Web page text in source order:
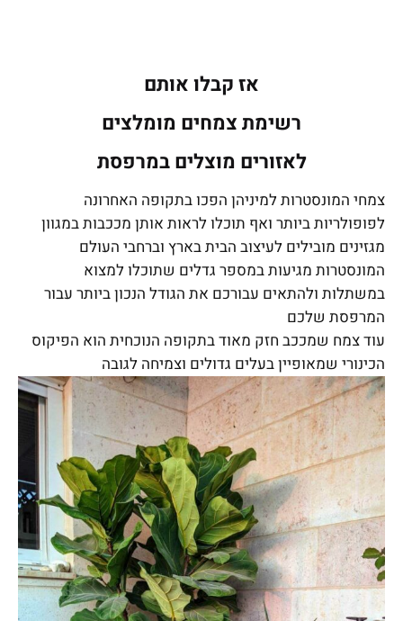
אז קבלו אותם
רשימת צמחים מומלצים
לאזורים מוצלים במרפסת
צמחי המונסטרות למיניהן הפכו בתקופה האחרונה
לפופולריות ביותר ואף תוכלו לראות אותן מככבות במגוון
מגזינים מובילים לעיצוב הבית בארץ וברחבי העולם
המונסטרות מגיעות במספר גדלים שתוכלו למצוא
במשתלות ולהתאים עבורכם את הגודל הנכון ביותר עבור
המרפסת שלכם
עוד צמח שמככב חזק מאוד בתקופה הנוכחית הוא הפיקוס
הכינורי שמאופיין בעלים גדולים וצמיחה לגובה